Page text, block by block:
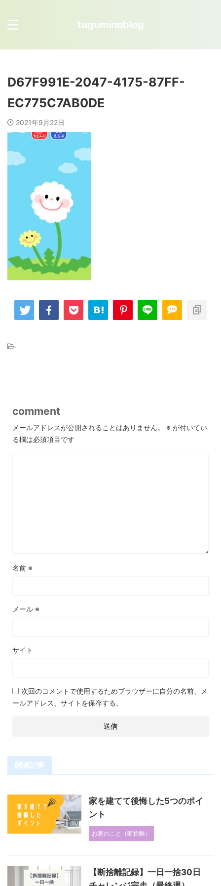
tuguminoblog
D67F991E-2047-4175-87FF-
EC775C7AB0DE
2021年9月22日
-
comment
メールアドレスが公開されることはありません。 ※ が付いてい
る欄は必須項目です
名前 ※
メール ※
サイト
次回のコメントで使用するためブラウザーに自分の名前、メ
ールアドレス、サイトを保存する。
関連記事
家を建てて後悔した5つのポイ
ント
お家のこと（断捨離）
【断捨離記録】一日一捨30日